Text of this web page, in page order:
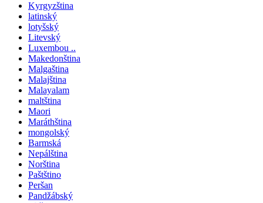
Kyrgyzština
latinský
lotyšský
Litevský
Luxembou ..
Makedonština
Malgaština
Malajština
Malayalam
maltština
Maori
Maráthština
mongolský
Barmská
Nepálština
Norština
Paštštino
Peršan
Pandžábský